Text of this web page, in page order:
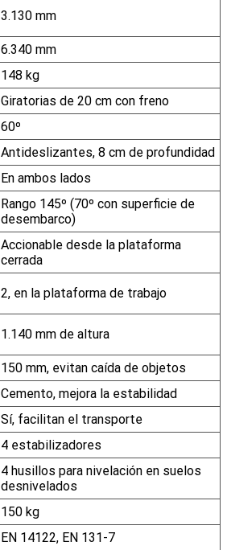
3.130 mm
6.340 mm
148 kg
Giratorias de 20 cm con freno
60º
Antideslizantes, 8 cm de profundidad
En ambos lados
Rango 145º (70º con superficie de
desembarco)
Accionable desde la plataforma
cerrada
2, en la plataforma de trabajo
1.140 mm de altura
150 mm, evitan caída de objetos
Cemento, mejora la estabilidad
Sí, facilitan el transporte
4 estabilizadores
4 husillos para nivelación en suelos
desnivelados
150 kg
EN 14122, EN 131-7